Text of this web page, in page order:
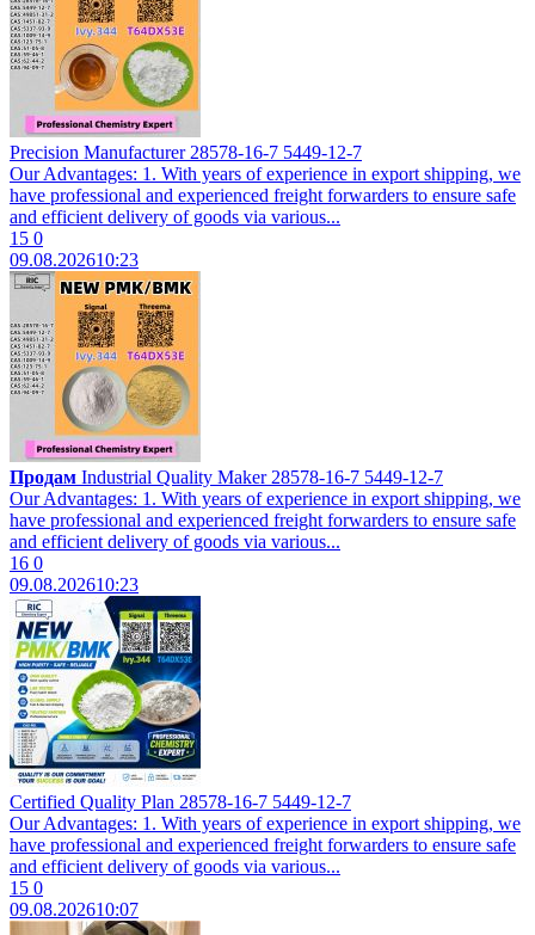
Precision Manufacturer 28578-16-7 5449-12-7
Our Advantages: 1. With years of experience in export shipping, we
have professional and experienced freight forwarders to ensure safe
and efficient delivery of goods via various...
15 0
09.08.202610:23
Продам Industrial Quality Maker 28578-16-7 5449-12-7
Our Advantages: 1. With years of experience in export shipping, we
have professional and experienced freight forwarders to ensure safe
and efficient delivery of goods via various...
16 0
09.08.202610:23
Certified Quality Plan 28578-16-7 5449-12-7
Our Advantages: 1. With years of experience in export shipping, we
have professional and experienced freight forwarders to ensure safe
and efficient delivery of goods via various...
15 0
09.08.202610:07